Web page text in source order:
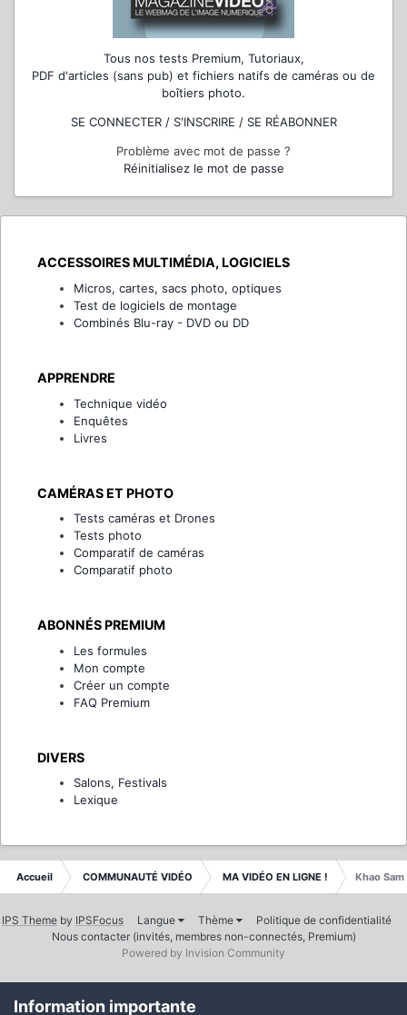
Tous nos tests Premium, Tutoriaux,
PDF d'articles (sans pub) et fichiers natifs de caméras ou de
boîtiers photo.
SE CONNECTER / S'INSCRIRE / SE RÉABONNER
Problème avec mot de passe ?
Réinitialisez le mot de passe
ACCESSOIRES MULTIMÉDIA, LOGICIELS
Micros, cartes, sacs photo, optiques
Test de logiciels de montage
Combinés Blu-ray - DVD ou DD
APPRENDRE
Technique vidéo
Enquêtes
Livres
CAMÉRAS ET PHOTO
Tests caméras et Drones
Tests photo
Comparatif de caméras
Comparatif photo
ABONNÉS PREMIUM
Les formules
Mon compte
Créer un compte
FAQ Premium
DIVERS
Salons, Festivals
Lexique
Accueil COMMUNAUTÉ VIDÉO MA VIDÉO EN LIGNE ! Khao
IPS Theme by IPSFocus Langue Thème
Politique de confidentialité
Nous contacter (invités, membres non-connectés, Premium)
Powered by Invision Community
Information importante